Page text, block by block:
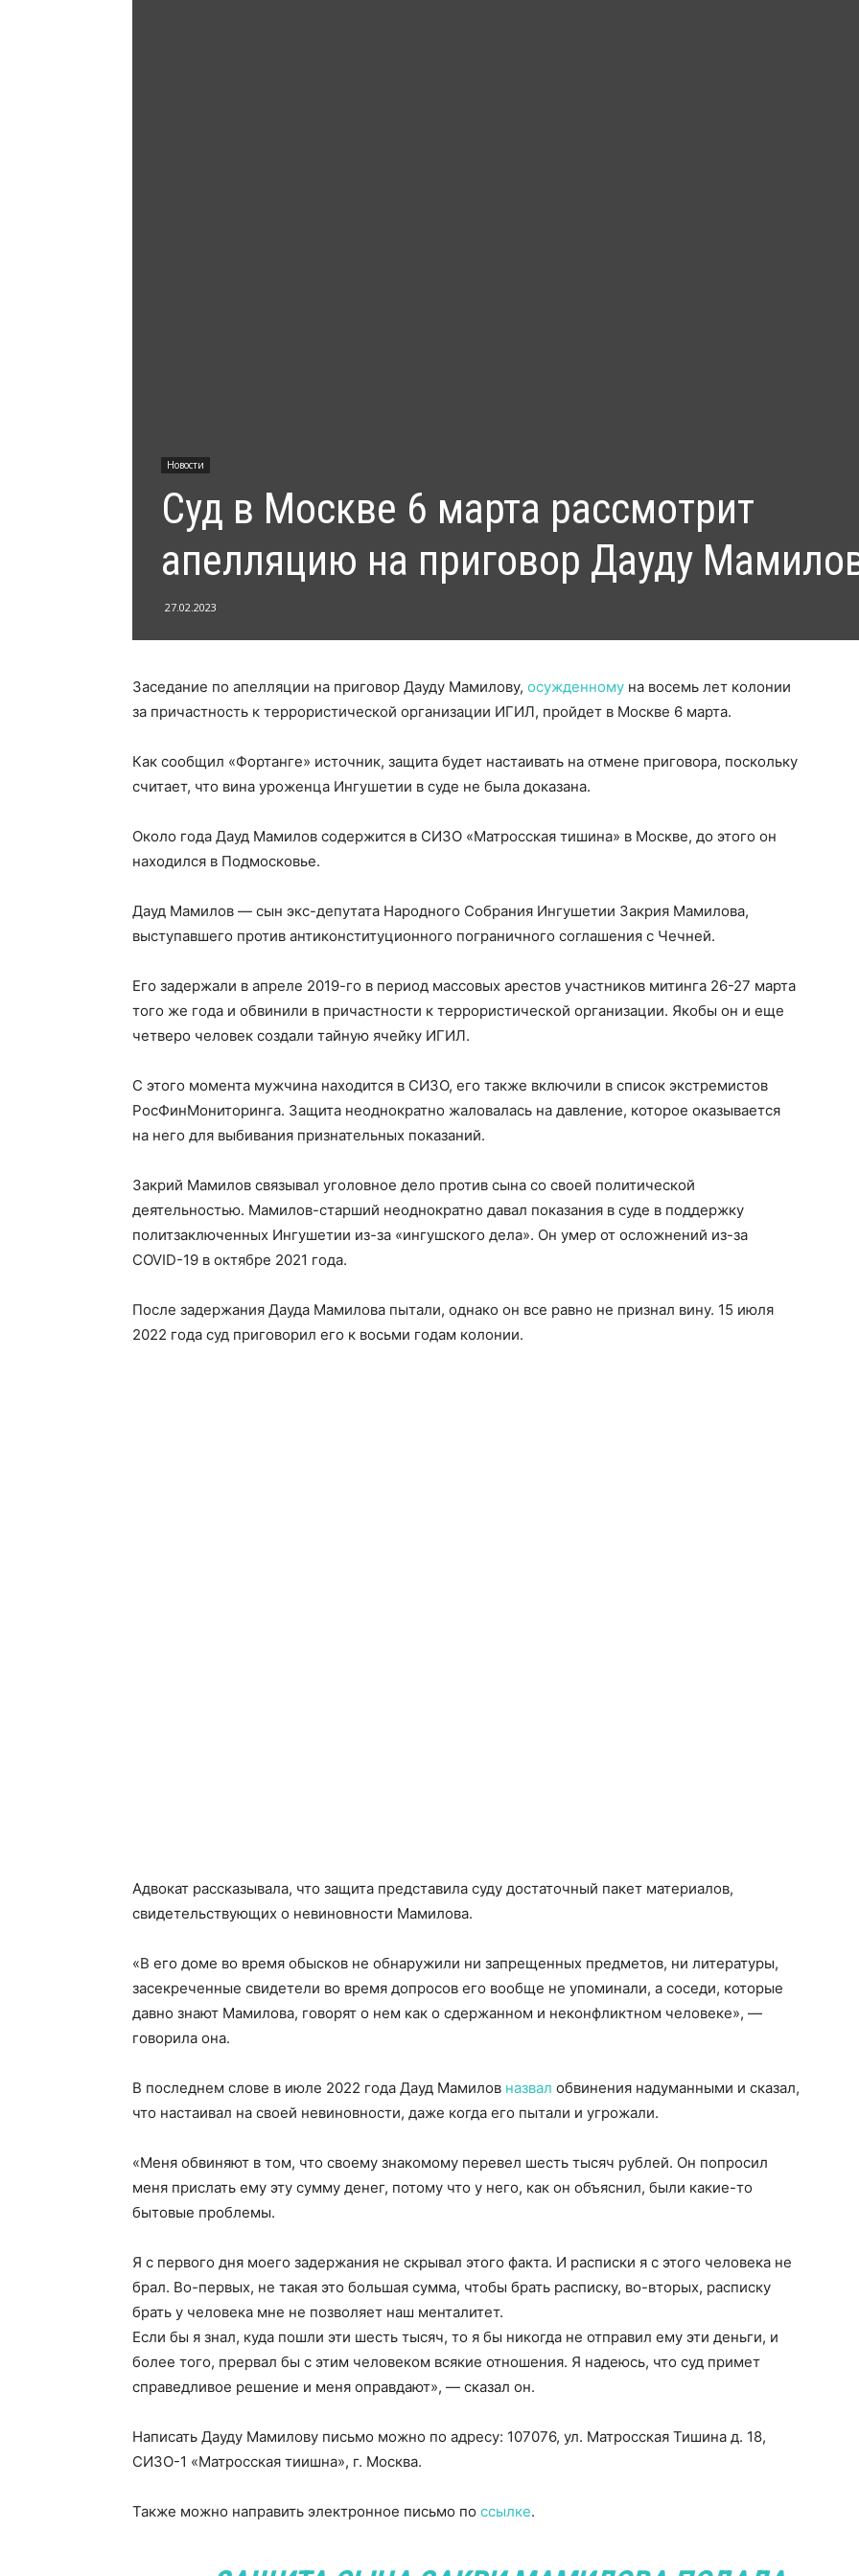
Новости
Суд в Москве 6 марта рассмотрит
апелляцию на приговор Дауду
27.02.2023
Заседание по апелляции на приговор Дауду Мамилову, осужденному на восемь лет колонии
за причастность к террористической организации ИГИЛ, пройдет в Москве 6 марта.
Как сообщил «Фортанге» источник, защита будет настаивать на отмене приговора, поскольку
считает, что вина уроженца Ингушетии в суде не была доказана.
Около года Дауд Мамилов содержится в СИЗО «Матросская тишина» в Москве, до этого он
находился в Подмосковье.
Дауд Мамилов — сын экс-депутата Народного Собрания Ингушетии Закрия Мамилова,
выступавшего против антиконституционного пограничного соглашения с Чечней.
Его задержали в апреле 2019-го в период массовых арестов участников митинга 26-27 марта
того же года и обвинили в причастности к террористической организации. Якобы он и еще
четверо человек создали тайную ячейку ИГИЛ.
С этого момента мужчина находится в СИЗО, его также включили в список экстремистов
РосФинМониторинга. Защита неоднократно жаловалась на давление, которое оказывается
на него для выбивания признательных показаний.
Закрий Мамилов связывал уголовное дело против сына со своей политической
деятельностью. Мамилов-старший неоднократно давал показания в суде в поддержку
политзаключенных Ингушетии из-за «ингушского дела». Он умер от осложнений из-за
COVID-19 в октябре 2021 года.
После задержания Дауда Мамилова пытали, однако он все равно не признал вину. 15 июля
2022 года суд приговорил его к восьми годам колонии.
Адвокат рассказывала, что защита представила суду достаточный пакет материалов,
свидетельствующих о невиновности Мамилова.
«В его доме во время обысков не обнаружили ни запрещенных предметов, ни литературы,
засекреченные свидетели во время допросов его вообще не упоминали, а соседи, которые
давно знают Мамилова, говорят о нем как о сдержанном и неконфликтном человеке», —
говорила она.
В последнем слове в июле 2022 года Дауд Мамилов назвал обвинения надуманными и сказал,
что настаивал на своей невиновности, даже когда его пытали и угрожали.
«Меня обвиняют в том, что своему знакомому перевел шесть тысяч рублей. Он попросил
меня прислать ему эту сумму денег, потому что у него, как он объяснил, были какие-то
бытовые проблемы.
Я с первого дня моего задержания не скрывал этого факта. И расписки я с этого человека не
брал. Во-первых, не такая это большая сумма, чтобы брать расписку, во-вторых, расписку
брать у человека мне не позволяет наш менталитет.
Если бы я знал, куда пошли эти шесть тысяч, то я бы никогда не отправил ему эти деньги, и
более того, прервал бы с этим человеком всякие отношения. Я надеюсь, что суд примет
справедливое решение и меня оправдают», — сказал он.
Написать Дауду Мамилову письмо можно по адресу: 107076, ул. Матросская Тишина д. 18,
СИЗО-1 «Матросская тиишна», г. Москва.
Также можно направить электронное письмо по ссылке.